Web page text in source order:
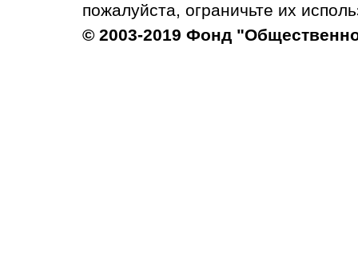
пожалуйста, ограничьте их
© 2003-2019 Фонд